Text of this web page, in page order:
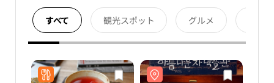
すべて 観光スポット グルメ